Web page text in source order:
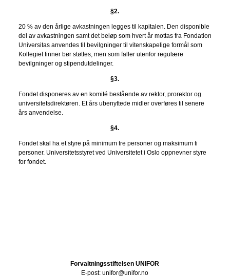
§2.
20 % av den årlige avkastningen legges til kapitalen. Den disponible
del av avkastningen samt det beløp som hvert år mottas fra Fondation
Universitas anvendes til bevilgninger til vitenskapelige formål som
Kollegiet finner bør støttes, men som faller utenfor regulære
bevilgninger og stipendutdelinger.
§3.
Fondet disponeres av en komité bestående av rektor, prorektor og
universitetsdirektøren. Et års ubenyttede midler overføres til senere
års anvendelse.
§4.
Fondet skal ha et styre på minimum tre personer og maksimum ti
personer. Universitetsstyret ved Universitetet i Oslo oppnevner styre
for fondet.
Forvaltningsstiftelsen UNIFOR
E-post: unifor@unifor.no